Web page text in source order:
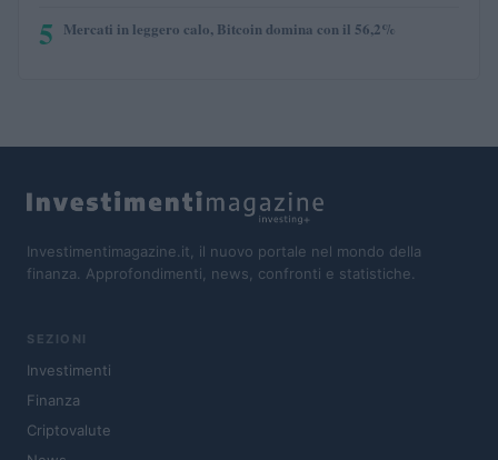
5 Mercati in leggero calo, Bitcoin domina con il 56,2%
Investimentimagazine.it, il nuovo portale nel mondo della
finanza. Approfondimenti, news, confronti e statistiche.
SEZIONI
Investimenti
Finanza
Criptovalute